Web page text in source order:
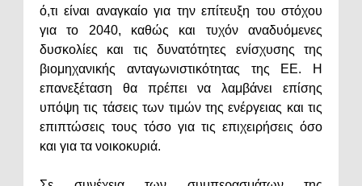
ό,τι είναι αναγκαίο για την επίτευξη του στόχου
για το 2040, καθώς και τυχόν αναδυόμενες
δυσκολίες και τις δυνατότητες ενίσχυσης της
βιομηχανικής ανταγωνιστικότητας της ΕΕ. Η
επανεξέταση θα πρέπει να λαμβάνει επίσης
υπόψη τις τάσεις των τιμών της ενέργειας και τις
επιπτώσεις τους τόσο για τις επιχειρήσεις όσο
και για τα νοικοκυριά.